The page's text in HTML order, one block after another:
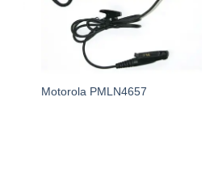
Motorola PMLN4657